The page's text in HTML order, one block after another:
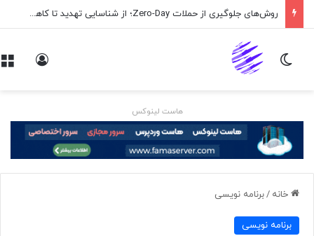
روش‌های جلوگیری از حملات Zero-Day؛ از شناسایی تهدید تا کاهش ریسک
تغییر پوسته
هاست لینوکس
خانه /برنامه نويسی
برنامه نويسی